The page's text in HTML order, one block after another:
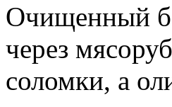
Очищенный
через
соломки, а